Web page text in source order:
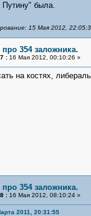
Путину" была.
15 Мая 2012,
354 заложника.
:16 Мая 2012, 00:10:26 »
на костях,
354 заложника.
:16 Мая 2012, 08:10:24 »
2011, 20:31:55